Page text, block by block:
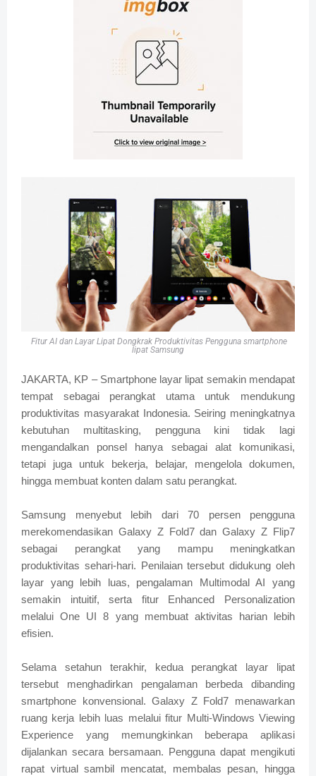
Fitur AI dan Layar Lipat Dongkrak Produktivitas Pengguna smartphone
lipat Samsung
JAKARTA, KP – Smartphone layar lipat semakin mendapat
tempat sebagai perangkat utama untuk mendukung
produktivitas masyarakat Indonesia. Seiring meningkatnya
kebutuhan multitasking, pengguna kini tidak lagi
mengandalkan ponsel hanya sebagai alat komunikasi,
tetapi juga untuk bekerja, belajar, mengelola dokumen,
hingga membuat konten dalam satu perangkat.
Samsung menyebut lebih dari 70 persen pengguna
merekomendasikan Galaxy Z Fold7 dan Galaxy Z Flip7
sebagai perangkat yang mampu meningkatkan
produktivitas sehari-hari. Penilaian tersebut didukung oleh
layar yang lebih luas, pengalaman Multimodal AI yang
semakin intuitif, serta fitur Enhanced Personalization
melalui One UI 8 yang membuat aktivitas harian lebih
efisien.
Selama setahun terakhir, kedua perangkat layar lipat
tersebut menghadirkan pengalaman berbeda dibanding
smartphone konvensional. Galaxy Z Fold7 menawarkan
ruang kerja lebih luas melalui fitur Multi-Windows Viewing
Experience yang memungkinkan beberapa aplikasi
dijalankan secara bersamaan. Pengguna dapat mengikuti
rapat virtual sambil mencatat, membalas pesan, hingga